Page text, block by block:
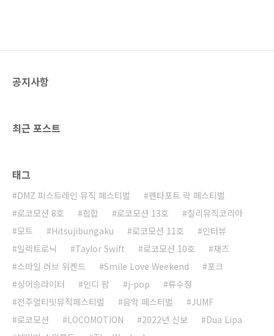
공지사항
최근 포스트
태그
DMZ 피스트레인 뮤직 페스티벌
펜타포트 락 페스티벌
로코모션 8호
힙합 로코모션 13호
칠리뮤직코리아
모트
Hitsujibungaku 로코모션 11호
인터뷰
일렉트로닉
Taylor Swift 로코모션 10호
재즈
스마일 러브 위켄드
Smile Love Weekend
포크
싱어송라이터
인디 팝 j-pop
류수정
전주얼티밋뮤직페스티벌
음악 페스티벌
JUMF
로코모션
LOCOMOTION 2022년 신보
Dua Lipa